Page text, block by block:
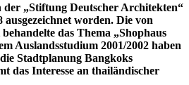
der „Stiftung Deutscher Architekten“
worden. Die von
das Thema „Shophaus
Auslandsstudium 2001/2002 haben
Stadtplanung Bangkoks
das Interesse an thailändischer